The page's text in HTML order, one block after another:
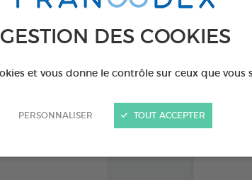
GESTION DES COOKIES
et vous donne le contrôle sur ceux que vous
PERSONNALISER TOUT ACCEPTER
Flacon de